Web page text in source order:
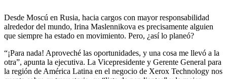
Desde Moscú en Rusia, hacia cargos con mayor responsabilidad
alrededor del mundo, Irina Maslennikova es precisamente alguien
que siempre ha estado en movimiento. Pero, ¿así lo planeó?
“¡Para nada! Aproveché las oportunidades, y una cosa me llevó a la
otra”, apunta la ejecutiva. La Vicepresidente y Gerente General para
la región de América Latina en el negocio de Xerox Technology nos